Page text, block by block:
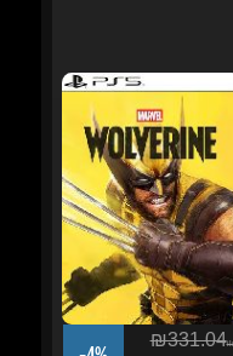
-4%
₪331.04ils
₪318.38
Marvel’s Wolverine -
PS5 (Digital...